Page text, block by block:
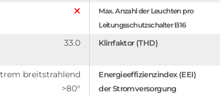
Max. Anzahl der Leuchten pro
Leitungsschutzschalter B16
33.0 Klirrfaktor (THD)
breitstrahlend
>80°
Energieeffizienzindex (EEI)
der Stromversorgung